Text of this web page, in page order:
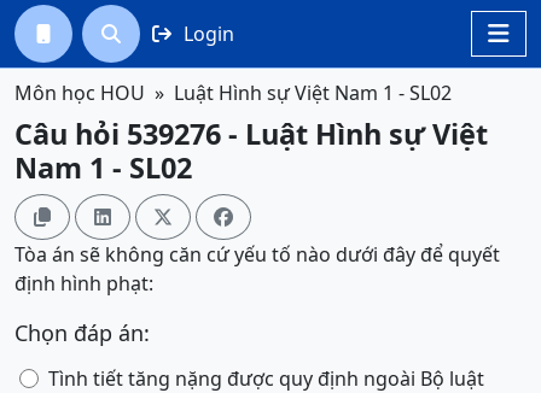

  Login
Môn học HOU Luật Hình sự Việt Nam 1 - SL02
Câu hỏi 539276 - Luật Hình sự Việt
Nam 1 - SL02
   
Tòa án sẽ không căn cứ yếu tố nào dưới đây để quyết
định hình phạt:
Chọn đáp án:
Tình tiết tăng nặng được quy định ngoài Bộ luật